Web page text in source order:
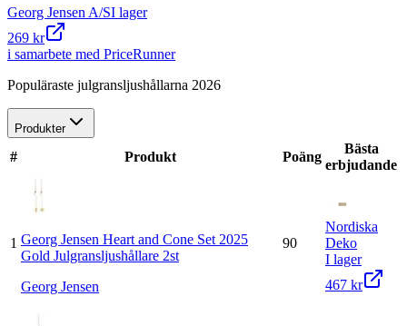
Georg Jensen A/SI lager
269 kr
i samarbete med PriceRunner
Populäraste julgransljushållarna 2026
Produkter
# Produkt Poäng
Bästa
erbjudande
1 Georg Jensen Heart and Cone Set 2025
Gold Julgransljushållare 2st
Georg Jensen
90
Nordiska
Deko
I lager
467 kr